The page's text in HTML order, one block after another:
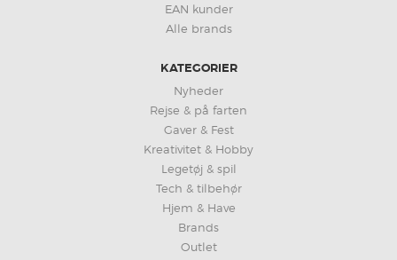
EAN kunder
Alle brands
KATEGORIER
Nyheder
Rejse & på farten
Gaver & Fest
Kreativitet & Hobby
Legetøj & spil
Tech & tilbehør
Hjem & Have
Brands
Outlet